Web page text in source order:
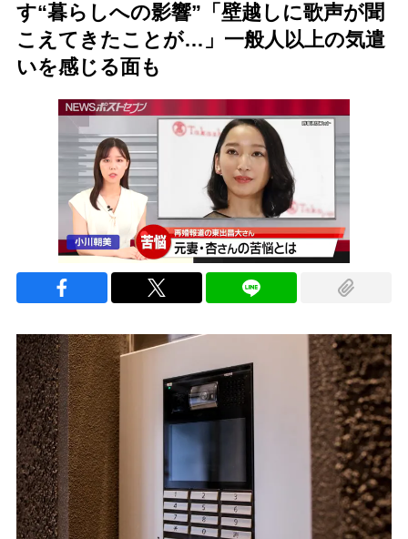
す“暮らしへの影響”「壁越しに歌声が聞
こえてきたことが…」一般人以上の気遣
いを感じる面も